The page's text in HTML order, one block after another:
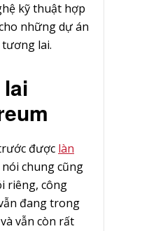
kỹ thuật hợp
những dự án
lai.
được làn
nói chung cũng
riêng, công
đang trong
vẫn còn rất